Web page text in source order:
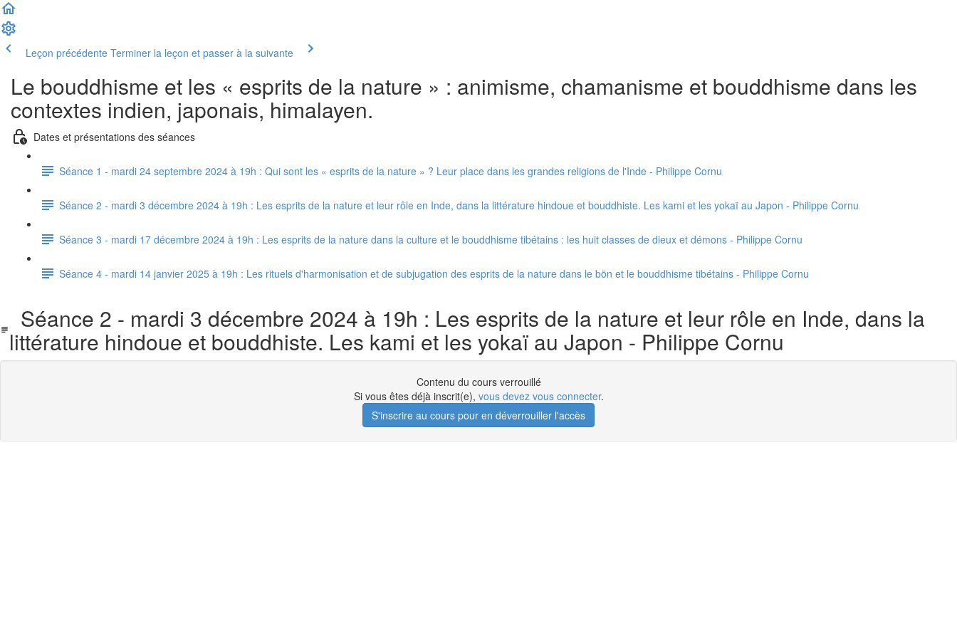
Leçon précédente Terminer la leçon et passer à la suivante
Le bouddhisme et les « esprits de la nature » : animisme, chamanisme et bouddhisme dans les
contextes indien, japonais, himalayen.
Dates et présentations des séances
Séance 1 - mardi 24 septembre 2024 à 19h : Qui sont les « esprits de la nature » ? Leur place dans les grandes religions de l'Inde - Philippe Cornu
Séance 2 - mardi 3 décembre 2024 à 19h : Les esprits de la nature et leur rôle en Inde, dans la littérature hindoue et bouddhiste. Les kami et les yokaï au Japon - Philippe Cornu
Séance 3 - mardi 17 décembre 2024 à 19h : Les esprits de la nature dans la culture et le bouddhisme tibétains : les huit classes de dieux et démons - Philippe Cornu
Séance 4 - mardi 14 janvier 2025 à 19h : Les rituels d'harmonisation et de subjugation des esprits de la nature dans le bön et le bouddhisme tibétains - Philippe Cornu
Séance 2 - mardi 3 décembre 2024 à 19h : Les esprits de la nature et leur rôle en Inde, dans la
littérature hindoue et bouddhiste. Les kami et les yokaï au Japon - Philippe Cornu
Contenu du cours verrouillé
Si vous êtes déjà inscrit(e), vous devez vous connecter.
S'inscrire au cours pour en déverrouiller l'accès